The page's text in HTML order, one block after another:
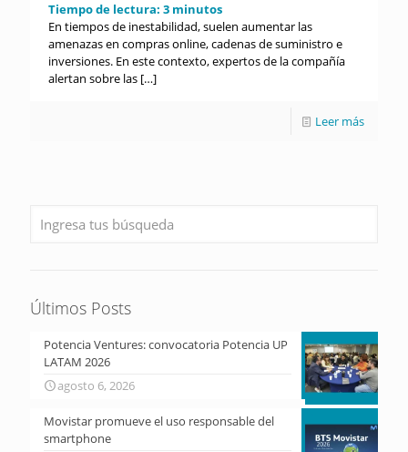
Tiempo de lectura: 3 minutos
En tiempos de inestabilidad, suelen aumentar las
amenazas en compras online, cadenas de suministro e
inversiones. En este contexto, expertos de la compañía
alertan sobre las […]
Leer más
Últimos Posts
Potencia Ventures: convocatoria Potencia UP
LATAM 2026
agosto 6, 2026
Movistar promueve el uso responsable del
smartphone